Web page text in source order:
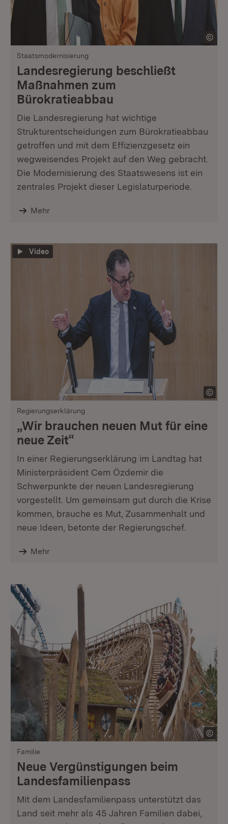
Staatsmodernisierung
Landesregierung beschließt
Maßnahmen zum
Bürokratieabbau
Die Landesregierung hat wichtige
Strukturentscheidungen zum Bürokratieabbau
getroffen und mit dem Effizienzgesetz ein
wegweisendes Projekt auf den Weg gebracht.
Die Modernisierung des Staatswesens ist ein
zentrales Projekt dieser Legislaturperiode.
Mehr
Video
Regierungserklärung
„Wir brauchen neuen Mut für eine
neue Zeit“
In einer Regierungserklärung im Landtag hat
Ministerpräsident Cem Özdemir die
Schwerpunkte der neuen Landesregierung
vorgestellt. Um gemeinsam gut durch die Krise
kommen, brauche es Mut, Zusammenhalt und
neue Ideen, betonte der Regierungschef.
Mehr
Familie
Neue Vergünstigungen beim
Landesfamilienpass
Mit dem Landesfamilienpass unterstützt das
Land seit mehr als 45 Jahren Familien dabei,